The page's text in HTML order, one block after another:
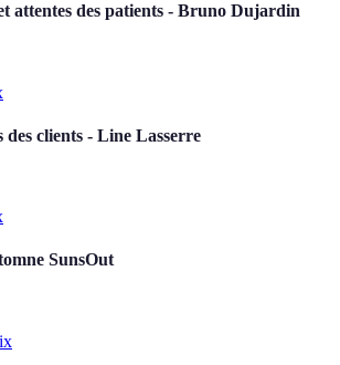
attentes des patients - Bruno Dujardin
clients - Line Lasserre
SunsOut